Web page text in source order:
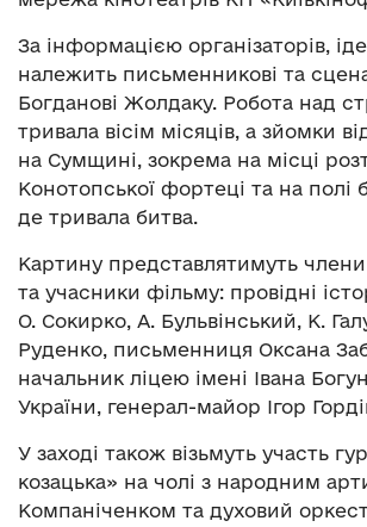
За інформацією організаторів,
належить письменникові та
Богданові Жолдаку. Робота над
тривала вісім місяців, а зйомки
на Сумщині, зокрема на місці
Конотопської фортеці та на полі
де тривала битва.
Картину представлятимуть члени
та учасники фільму: провідні
О. Сокирко, А. Бульвінський, К.
Руденко, письменниця Оксана
начальник ліцею імені Івана
України, генерал-майор Ігор
У заході також візьмуть участь
козацька» на чолі з народним
Компаніченком та духовий